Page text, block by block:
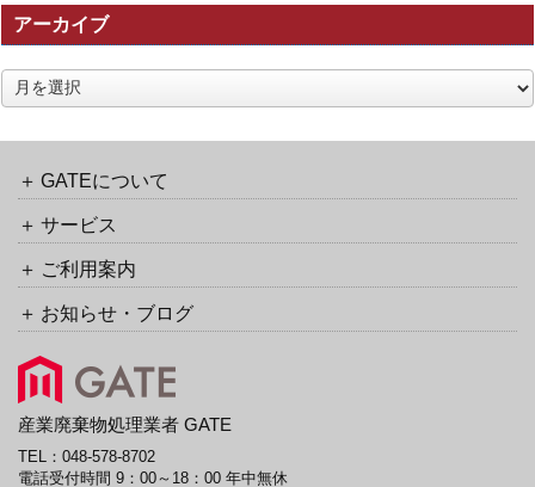
アーカイブ
ア
ー
GATEについて
サービス
ご利用案内
お知らせ・ブログ
産業廃棄物処理業者 GATE
TEL： 048-578-8702
電話受付時間 9：00～18：00 年中無休